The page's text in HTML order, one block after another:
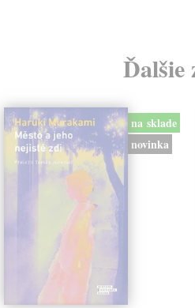
Ďalšie
na sklade
novinka